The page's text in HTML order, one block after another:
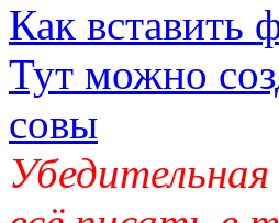
Как вставить
Тут можно
совы